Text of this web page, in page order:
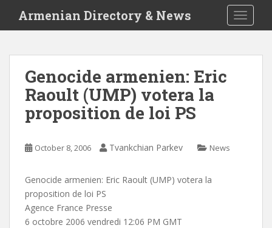
i
Armenian Directory & News
Genocide armenien: Eric
Raoult (UMP) votera la
proposition de loi PS
October 8, 2006 Tvankchian Parkev News
Genocide armenien: Eric Raoult (UMP) votera la
proposition de loi PS
Agence France Presse
6 octobre 2006 vendredi 12:06 PM GMT